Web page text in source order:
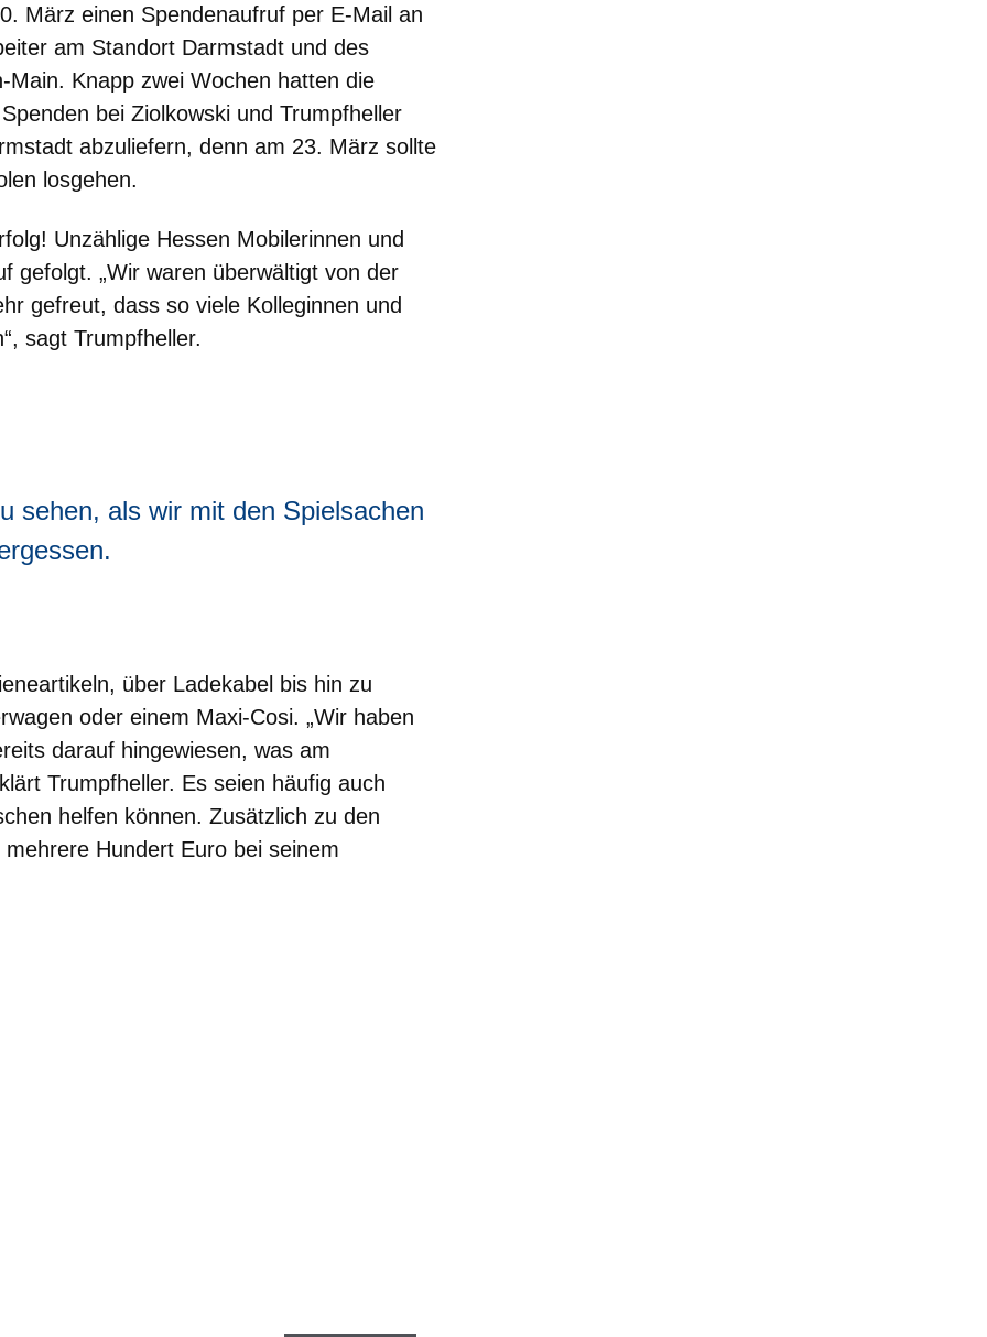
März einen Spendenaufruf per E-Mail an
am Standort Darmstadt und des
Main. Knapp zwei Wochen hatten die
bei Ziolkowski und Trumpfheller
abzuliefern, denn am 23. März sollte
losgehen.
Unzählige Hessen Mobilerinnen und
gefolgt. „Wir waren überwältigt von der
gefreut, dass so viele Kolleginnen und
sagt Trumpfheller.
sehen, als wir mit den Spielsachen
über Ladekabel bis hin zu
oder einem Maxi-Cosi. „Wir haben
darauf hingewiesen, was am
Trumpfheller. Es seien häufig auch
helfen können. Zusätzlich zu den
Hundert Euro bei seinem